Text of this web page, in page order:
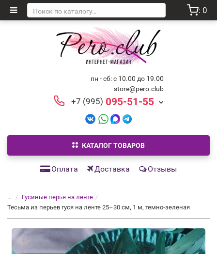
: 0
пн - сб: с 10.00 до 19.00
store@pero.club
+7 (995) 095-51-55
КАТАЛОГ ТОВАРОВ
Оплата Доставка Отзывы
...
Гусиные перья на ленте
Тесьма из перьев гуся на ленте 25–30 см, 1 м, темно-зеленая